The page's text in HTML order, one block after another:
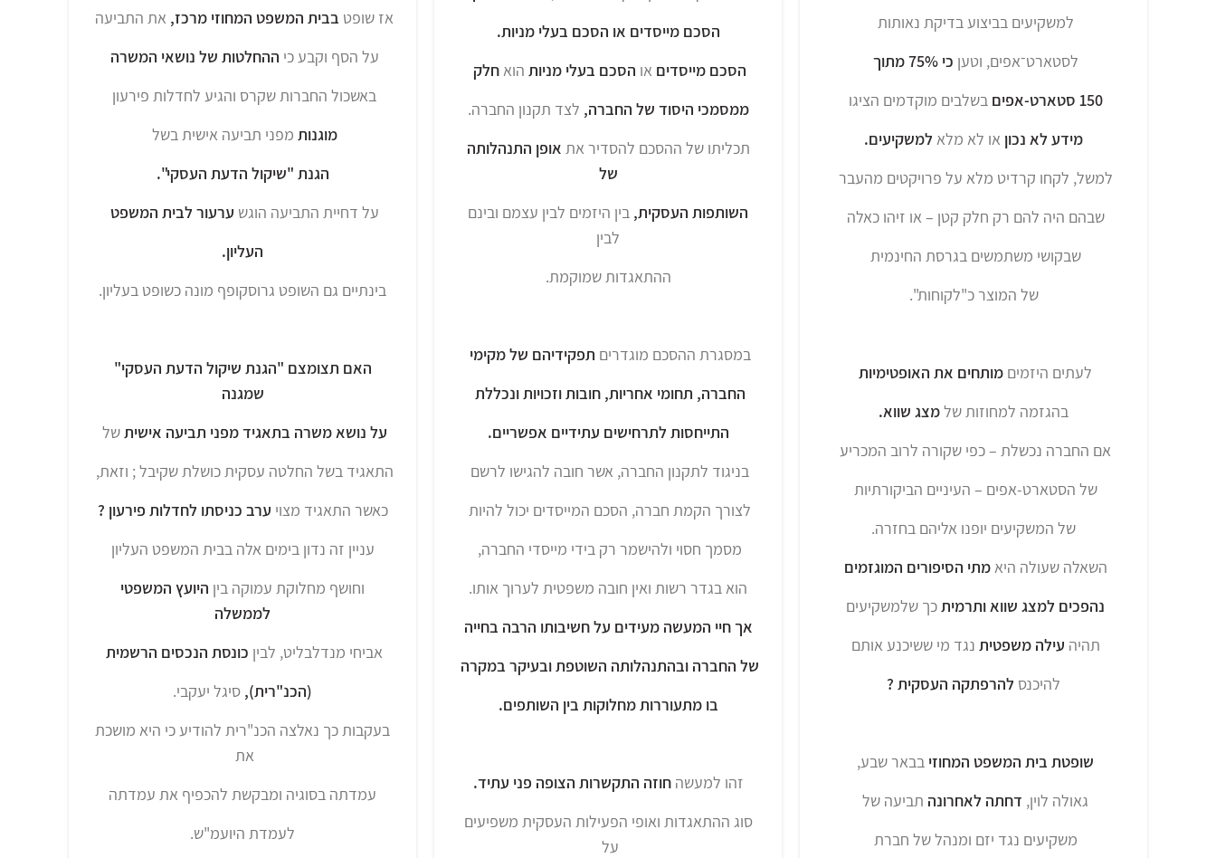
למשקיעים בביצוע בדיקת נאותות
לסטארט־אפים, וטען כי 75% מתוך
150 סטארט-אפים
בשלבים מוקדמים הציגו
מידע לא נכון או לא מלא למשקיעים.
למשל, לקחו קרדיט מלא על פרויקטים מהעבר
שבהם היה להם רק חלק קטן – או זיהו כאלה
שבקושי משתמשים בגרסת החינמית
של המוצר כ"לקוחות".
לעתים היזמים מותחים את האופטימיות
בהגזמה למחוזות שלמצג שווא.
אם החברה נכשלת – כפי שקורה לרוב המכריע
של הסטארט-אפים – העיניים הביקורתיות
של המשקיעים יופנו אליהם בחזרה.
השאלה שעולה היאמתי הסיפורים המוגזמים
נהפכים למצג שווא ותרמיתכך שלמשקיעים
תהיה עילה משפטית נגד מי ששיכנע אותם
להיכנס להרפתקה העסקית ?
שופטת בית המשפט המחוזי בבאר שבע,
גאולה לוין, דחתה לאחרונה תביעה של
משקיעים נגד יזם ומנהל של חברת
הסכם מייסדים או הסכם בעלי מניות.
הסכם מייסדים או הסכם בעלי מניות הואחלק
ממסמכי היסוד של החברה, לצד תקנון החברה.
תכליתו של ההסכם להסדיר את אופן התנהלותה
של
השותפות העסקית, בין היזמים לבין עצמם ובינם
לבין
ההתאגדות שמוקמת.
במסגרת ההסכם מוגדרים תפקידיהם של מקימי
החברה, תחומי אחריות, חובות וזכויות ונכללת
התייחסות לתרחישים עתידיים אפשריים.
בניגוד לתקנון החברה, אשר חובה להגישו לרשם
לצורך הקמת חברה, הסכם המייסדים יכול להיות
מסמך חסוי ולהישמר רק בידי מייסדי החברה,
הוא בגדר רשות ואין חובה משפטית לערוך אותו.
אך חיי המעשה מעידים על חשיבותו הרבה בחייה
של החברה ובהתנהלותה השוטפת ובעיקר במקרה
בו מתעוררות מחלוקות בין השותפים.
זהו למעשה חוזה התקשרות הצופה פני עתיד.
סוג ההתאגדות ואופי הפעילות העסקית משפיעים
על
אז שופט בבית המשפט המחוזי מרכז, את התביעה
על הסף וקבע כי ההחלטות של נושאי המשרה
באשכול החברות שקרס והגיע לחדלות פירעון
מוגנות מפני תביעה אישית בשל
הגנת "שיקול הדעת העסקי".
על דחיית התביעה הוגש ערעור לבית המשפט
העליון.
בינתיים גם השופט גרוסקופף מונה כשופט בעליון.
האם תצומצם "הגנת שיקול הדעת העסקי"
שמגנה
על נושא משרה בתאגיד מפני תביעה אישיתשל
התאגיד בשל החלטה עסקית כושלת שקיבל ; וזאת,
כאשר התאגיד מצוי ערב כניסתו לחדלות פירעון ?
עניין זה נדון בימים אלה בבית המשפט העליון
וחושף מחלוקת עמוקה בין היועץ המשפטי
לממשלה
אביחי מנדלבליט, לבין כונסת הנכסים הרשמית
(הכנ"רית), סיגל יעקבי.
בעקבות כך נאלצה הכנ"רית להודיע כי היא מושכת
את
עמדתה בסוגיה ומבקשת להכפיף את עמדתה
לעמדת היועמ"ש.